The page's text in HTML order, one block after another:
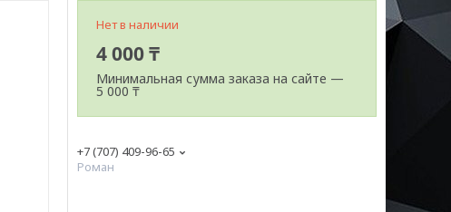
Нет в наличии
4 000 ₸
Минимальная сумма заказа на сайте —
5 000 ₸
+7 (707) 409-96-65
Роман